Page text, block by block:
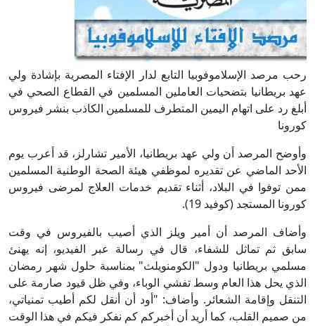
رحب مرصد الإسلاموفوبيا التابع لدار الإفتاء المصرية بإشادة ولي
عهد بريطانيا بتضحيات العاملين المسلمين في القطاع الصحي في
أبلغ رد على اتهام اليمين المتطرف للمسلمين الكاذب بنشر فيروس
كورونا
وأوضح المرصد أن ولي عهد بريطانيا، الأمير تشارلز، قد أعرب يوم
الأحد الماضي عن تقديره لموظفي هيئة الصحة الوطنية المسلمين
ممن توفوا في البلاد، أثناء تقديم خدمات العلاج لمرضى فيروس
كورونا المستجد (كوفيد 19).
وأضاف المرصد أن أمير ويلز الذي أصيب بالفيروس في وقت
سابق ثم تماثل للشفاء، قال في رسالة عبر الفيديو، إنه يهنئ
مسلمي بريطانيا ودول "الكومنويلث" بمناسبة حلول شهر رمضان
الذي يحل هذا العام وسط تفشي الوباء، وفي ظل قيود صارمة على
التنقل وإقامة الشعائر. وأضاف: "أود أن أنقل لكم أطيب تمنياتي،
من صميم القلب، كما أريد أن أخبركم كم نفكر فيكم في هذا الوقت